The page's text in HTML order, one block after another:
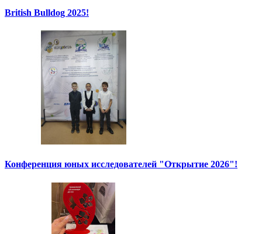
British Bulldog 2025!
Конференция юных исследователей "Открытие 2026"!